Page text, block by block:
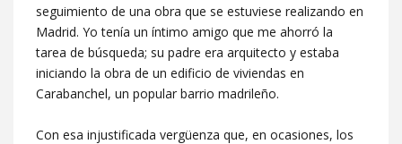
seguimiento de una obra que se estuviese realizando en
Madrid. Yo tenía un íntimo amigo que me ahorró la
tarea de búsqueda; su padre era arquitecto y estaba
iniciando la obra de un edificio de viviendas en
Carabanchel, un popular barrio madrileño.
Con esa injustificada vergüenza que, en ocasiones, los